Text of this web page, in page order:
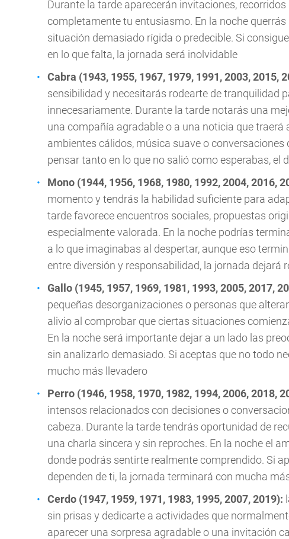
Durante la tarde aparecerán invitaciones,
completamente tu entusiasmo. En la noche
situación demasiado rígida o predecible. Si
en lo que falta, la jornada será inolvidable
Cabra (1943, 1955, 1967, 1979, 1991, 2003, 2015,
sensibilidad y necesitarás rodearte de tranquilidad
innecesariamente. Durante la tarde notarás una
una compañía agradable o a una noticia que
ambientes cálidos, música suave o
pensar tanto en lo que no salió como esperabas,
Mono (1944, 1956, 1968, 1980, 1992, 2004, 2016,
momento y tendrás la habilidad suficiente para
tarde favorece encuentros sociales, propuestas
especialmente valorada. En la noche podrías
a lo que imaginabas al despertar, aunque eso
entre diversión y responsabilidad, la jornada dejará
Gallo (1945, 1957, 1969, 1981, 1993, 2005, 2017,
pequeñas desorganizaciones o personas que
alivio al comprobar que ciertas situaciones
En la noche será importante dejar a un lado las
sin analizarlo demasiado. Si aceptas que no todo
mucho más llevadero
Perro (1946, 1958, 1970, 1982, 1994, 2006, 2018,
intensos relacionados con decisiones o
cabeza. Durante la tarde tendrás oportunidad de
una charla sincera y sin reproches. En la noche el
donde podrás sentirte realmente comprendido. Si
dependen de ti, la jornada terminará con mucha
Cerdo (1947, 1959, 1971, 1983, 1995, 2007, 2019):
sin prisas y dedicarte a actividades que
aparecer una sorpresa agradable o una invitación